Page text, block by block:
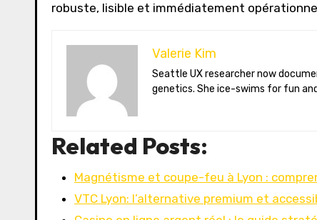
robuste, lisible et immédiatement
Valerie Kim
Seattle UX researcher now documenting Arctic climate change from Tromsø. Val reviews VR meditation apps, aurora-photography gear, and coffee-bean
genetics. She ice-swims for fun
Related Posts:
Magnétisme et coupe-feu à Lyon :
VTC Lyon: l’alternative premium et